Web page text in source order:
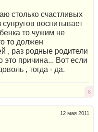
столько счастливых
супругов воспитывает
то чужим не
то должен
, раз родные родители
это причина... Вот если
, тогда - да.
6
12 мая 2011